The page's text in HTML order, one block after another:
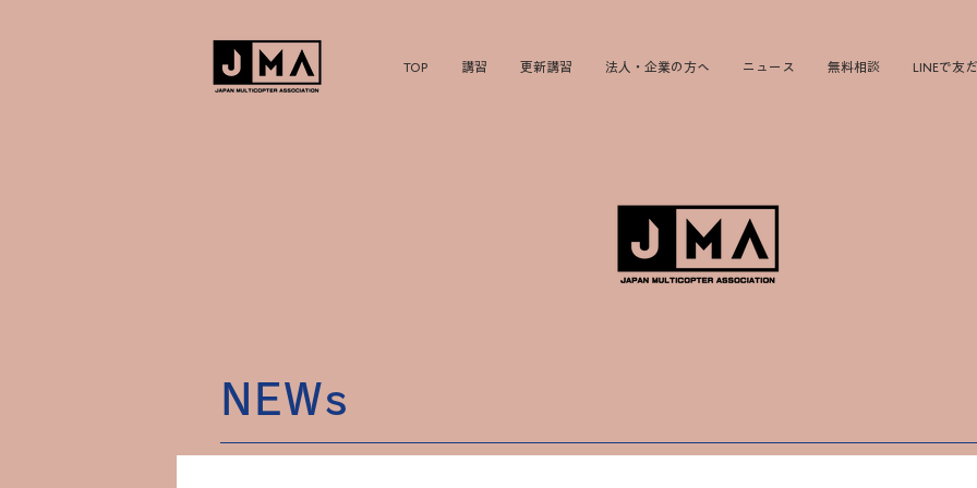
TOP 講習 更新講習 法人・企業の方へ ニュース 無料相談 LINEで友
NEWs